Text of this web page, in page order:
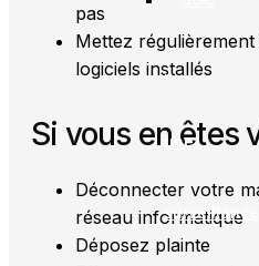
:
une
surveillance
pas
Mettez
logiciels installés
Si vous en êtes
Déconnecter votre
réseau informatique
Déposez plainte